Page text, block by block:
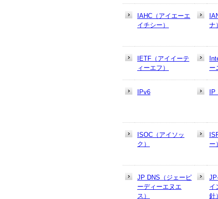
IAHC（アイエーエ
イチシー）
ナ
IETF（アイイーテ
ィーエフ）
ー
IPv6
ISOC（アイソッ
ク）
ー
JP DNS（ジェーピ
ーディーエヌエ
ス）
イ
針